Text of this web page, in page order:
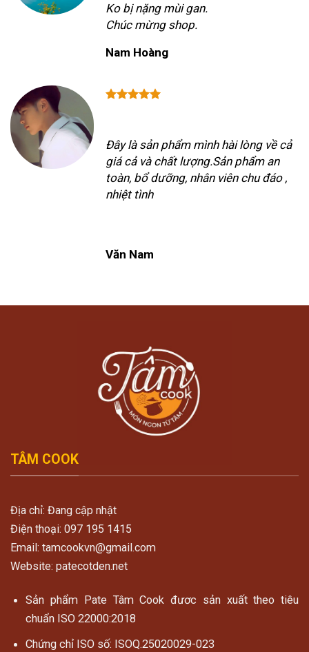
Ko bị nặng mùi gan.
Chúc mừng shop.
Nam Hoàng
Đây là sản phẩm mình hài lòng về cả
giá cả và chất lượng.Sản phẩm an
toàn, bổ dưỡng, nhân viên chu đáo ,
nhiệt tình
Văn Nam
TÂM COOK
Địa chỉ: Đang cập nhật
Điện thoại: 097 195 1415
Email: tamcookvn@gmail.com
Website: patecotden.net
Sản phẩm Pate Tâm Cook đươc sản xuất theo tiêu
chuẩn ISO 22000:2018
Chứng chỉ ISO số: ISOQ.25020029-023